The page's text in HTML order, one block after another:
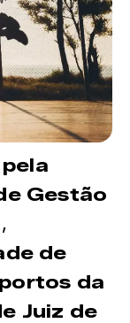
Gestão
de
da
Juiz de